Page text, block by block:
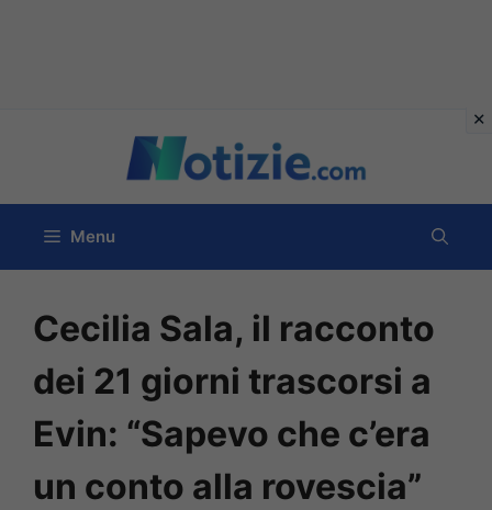
contenuto
Menu
Cecilia Sala, il racconto
dei 21 giorni trascorsi a
Evin: “Sapevo che c’era
un conto alla rovescia”